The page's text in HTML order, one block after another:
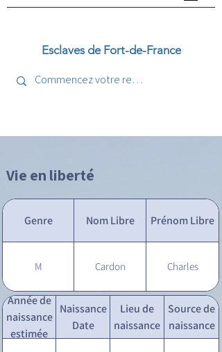
Esclaves de Fort-de-France
Vie en liberté
Genre Nom Libre Prénom Libre
M Cardon Charles
Année de
naissance
estimée
Naissance
Date
Lieu de
naissance
Source de
naissance